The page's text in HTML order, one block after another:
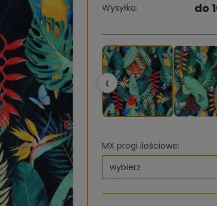
Wysyłka: do
‹
MX progi ilościowe: